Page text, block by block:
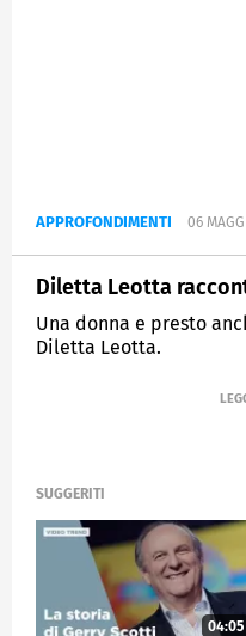
APPROFONDIMENTI 06
Diletta Leotta
Una donna e presto
Diletta Leotta.
VERISSIMO
SUGGERITI
04:05